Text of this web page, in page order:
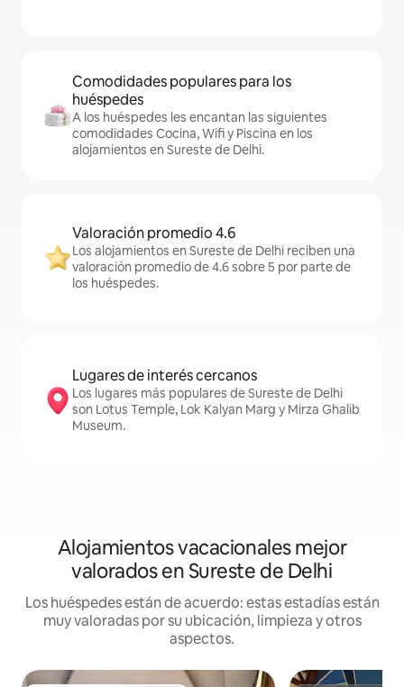
Comodidades populares para los
huéspedes
A los huéspedes les encantan las siguientes
comodidades Cocina, Wifi y Piscina en los
alojamientos en Sureste de Delhi.
Valoración promedio 4.6
Los alojamientos en Sureste de Delhi reciben una
valoración promedio de 4.6 sobre 5 por parte de
los huéspedes.
Lugares de interés cercanos
Los lugares más populares de Sureste de Delhi
son Lotus Temple, Lok Kalyan Marg y Mirza Ghalib
Museum.
Alojamientos vacacionales mejor
valorados en Sureste de Delhi
Los huéspedes están de acuerdo: estas estadías están
muy valoradas por su ubicación, limpieza y otros
aspectos.